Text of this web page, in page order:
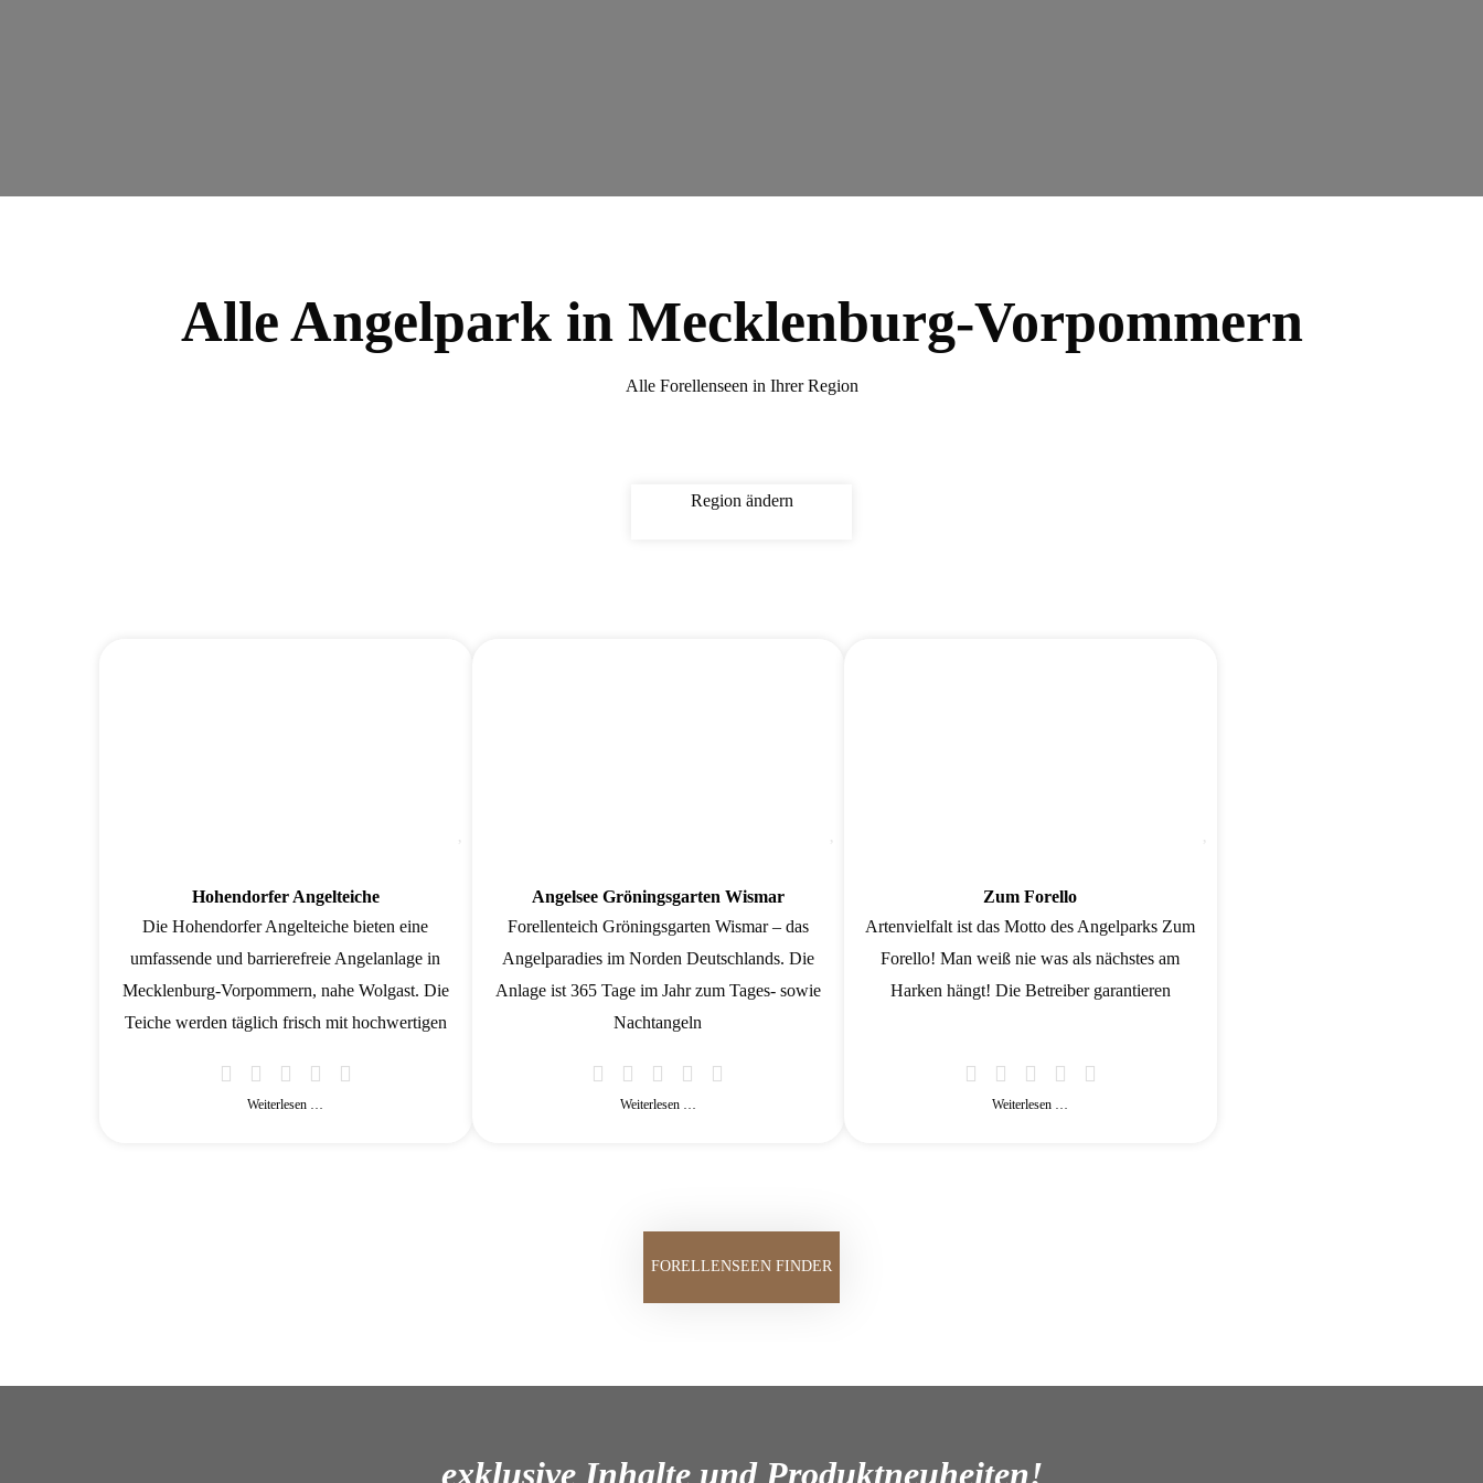
Alle Angelpark in Mecklenburg-Vorpommern
Alle Forellenseen in Ihrer Region
Region ändern
Hohendorfer Angelteiche
Die Hohendorfer Angelteiche bieten eine
umfassende und barrierefreie Angelanlage in
Mecklenburg-Vorpommern, nahe Wolgast. Die
Teiche werden täglich frisch mit hochwertigen
Weiterlesen …
Angelsee Gröningsgarten Wismar
Forellenteich Gröningsgarten Wismar – das
Angelparadies im Norden Deutschlands. Die
Anlage ist 365 Tage im Jahr zum Tages- sowie
Nachtangeln
Weiterlesen …
Zum Forello
Artenvielfalt ist das Motto des Angelparks Zum
Forello! Man weiß nie was als nächstes am
Harken hängt! Die Betreiber garantieren
Weiterlesen …
FORELLENSEEN FINDER
exklusive Inhalte und Produktneuheiten!